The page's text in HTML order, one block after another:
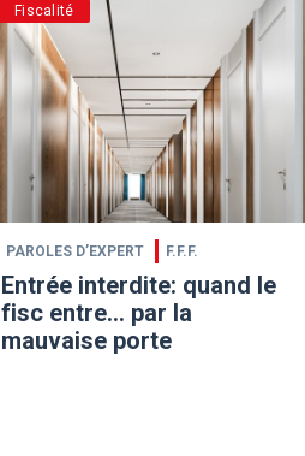
Fiscalité
PAROLES D’EXPERT F.F.F.
Entrée interdite: quand le
fisc entre… par la
mauvaise porte